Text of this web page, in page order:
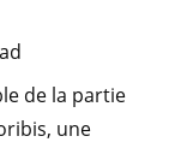
de la partie
une